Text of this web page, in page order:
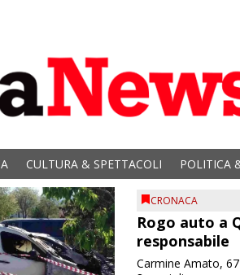
CULTURA & SPETTACOLI POLITICA
CRONACA
Rogo auto a
responsabile
Carmine Amato,